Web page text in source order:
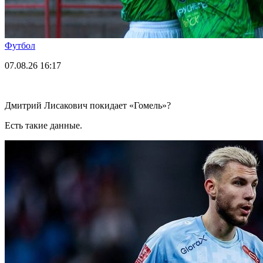
Футбол
07.08.26 16:17
Дмитрий Лисакович покидает «Гомель»?
Есть такие данные.